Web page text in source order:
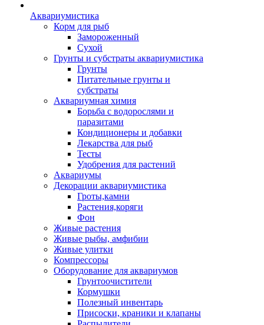
Аквариумистика
Корм для рыб
Замороженный
Сухой
Грунты и субстраты аквариумистика
Грунты
Питательные грунты и
субстраты
Аквариумная химия
Борьба с водорослями и
паразитами
Кондиционеры и добавки
Лекарства для рыб
Тесты
Удобрения для растений
Аквариумы
Декорации аквариумистика
Гроты,камни
Растения,коряги
Фон
Живые растения
Живые рыбы, амфибии
Живые улитки
Компрессоры
Оборудование для аквариумов
Грунтоочистители
Кормушки
Полезный инвентарь
Присоски, краники и клапаны